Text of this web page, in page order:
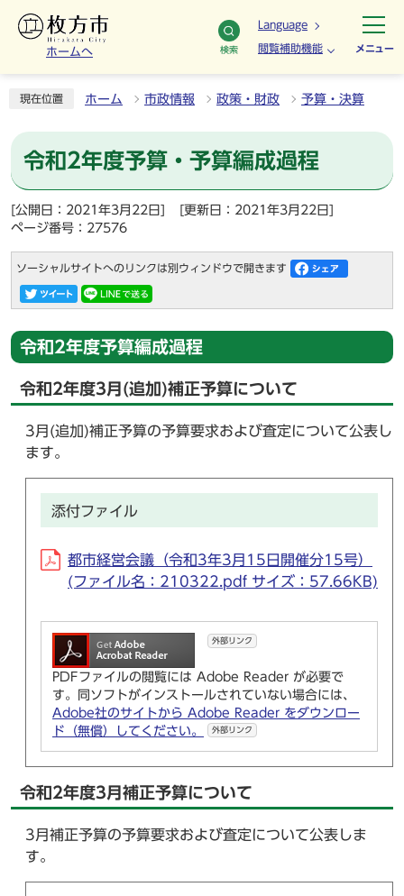
ホームへ 検索
Language
閲覧補助機能 メニュー
現在位置 ホーム 市政情報 政策・財政 予算・決算
令和2年度予算・予算編成過程
[公開日：2021年3月22日]
[更新日：2021年3月22日]
ページ番号：27576
ソーシャルサイトへのリンクは別ウィンドウで開きます
令和2年度予算編成過程
令和2年度3月(追加)補正予算について
3月(追加)補正予算の予算要求および査定について公表し
ます。
添付ファイル
都市経営会議（令和3年3月15日開催分15号）
(ファイル名：210322.pdf サイズ：57.66KB)
外部リンク
PDFファイルの閲覧には Adobe Reader が必要で
す。同ソフトがインストールされていない場合には、
Adobe社のサイトから Adobe Reader をダウンロー
ド（無償）してください。
外部リンク
令和2年度3月補正予算について
3月補正予算の予算要求および査定について公表しま
す。